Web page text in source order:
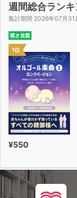
週間総合ラン
集計期間 2026年07月
聴き放題
1位
¥550